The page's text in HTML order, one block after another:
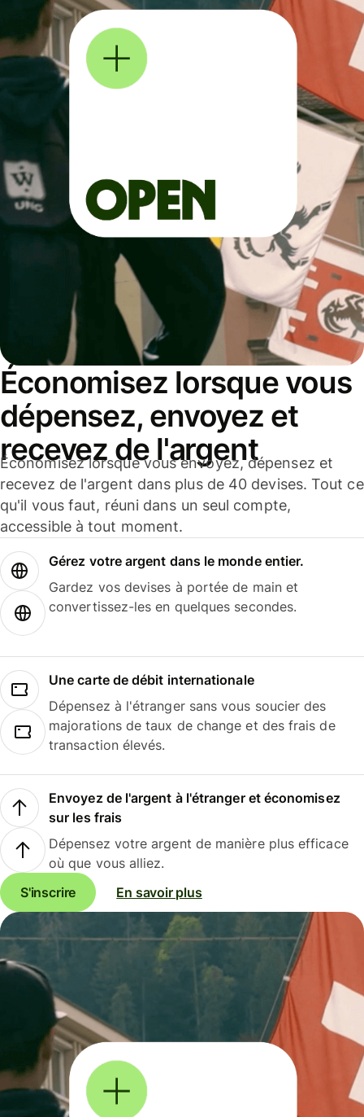
Économisez lorsque vous
dépensez, envoyez et
recevez de l'argent
Économisez lorsque vous envoyez, dépensez et
recevez de l'argent dans plus de 40 devises. Tout ce
qu'il vous faut, réuni dans un seul compte,
accessible à tout moment.
Gérez votre argent dans le monde entier.
Gardez vos devises à portée de main et
convertissez-les en quelques secondes.
Une carte de débit internationale
Dépensez à l'étranger sans vous soucier des
majorations de taux de change et des frais de
transaction élevés.
Envoyez de l'argent à l'étranger et économisez
sur les frais
Dépensez votre argent de manière plus efficace
où que vous alliez.
S'inscrire
En savoir plus